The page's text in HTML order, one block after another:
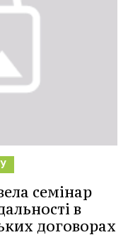
семінар
в
договорах